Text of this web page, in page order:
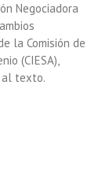
Negociadora
la Comisión de
(CIESA),
al texto.